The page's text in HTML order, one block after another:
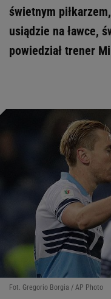
świetnym
usiądzie na ławce,
powiedział trener
Fot. Gregorio Borgia / AP Photo